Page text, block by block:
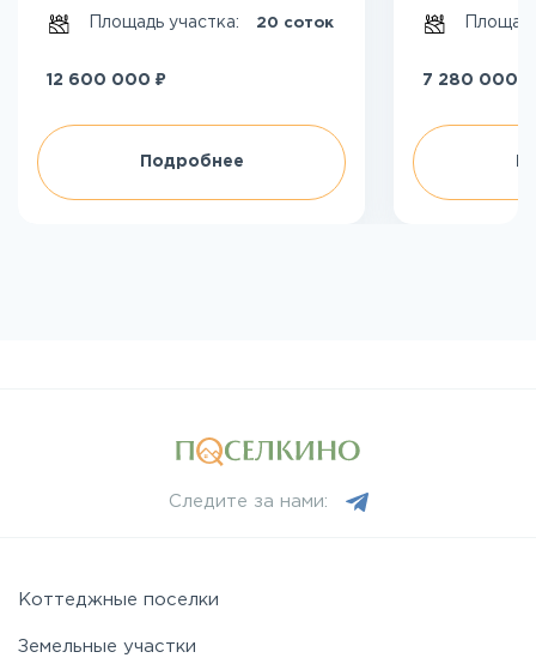
Площадь участка: 20 соток
12 600 000 ₽
Подробнее
7 280 000
Следите за нами:
Коттеджные поселки
Земельные участки